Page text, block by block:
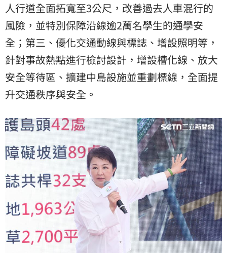
人行道全面拓寬至3公尺，改善過去人車混行的
風險，並特別保障沿線逾2萬名學生的通學安
全；第三、優化交通動線與標誌、增設照明等，
針對事故熱點進行檢討設計，增設槽化線、放大
安全等待區、擴建中島設施並重劃標線，全面提
升交通秩序與安全。